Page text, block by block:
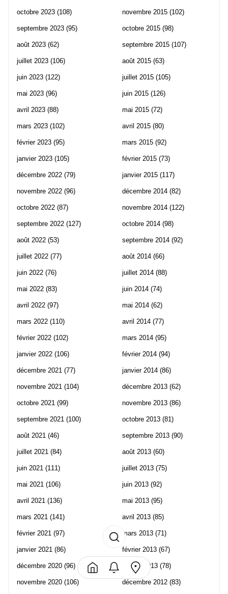
octobre 2023 (108)
septembre 2023 (95)
août 2023 (62)
juillet 2023 (106)
juin 2023 (122)
mai 2023 (96)
avril 2023 (88)
mars 2023 (102)
février 2023 (95)
janvier 2023 (105)
décembre 2022 (79)
novembre 2022 (96)
octobre 2022 (87)
septembre 2022 (127)
août 2022 (53)
juillet 2022 (77)
juin 2022 (76)
mai 2022 (83)
avril 2022 (97)
mars 2022 (110)
février 2022 (102)
janvier 2022 (106)
décembre 2021 (77)
novembre 2021 (104)
octobre 2021 (99)
septembre 2021 (100)
août 2021 (46)
juillet 2021 (84)
juin 2021 (111)
mai 2021 (106)
avril 2021 (136)
mars 2021 (141)
février 2021 (97)
janvier 2021 (86)
décembre 2020 (96)
novembre 2020 (106)
novembre 2015 (102)
octobre 2015 (98)
septembre 2015 (107)
août 2015 (63)
juillet 2015 (105)
juin 2015 (126)
mai 2015 (72)
avril 2015 (80)
mars 2015 (92)
février 2015 (73)
janvier 2015 (117)
décembre 2014 (82)
novembre 2014 (122)
octobre 2014 (98)
septembre 2014 (92)
août 2014 (66)
juillet 2014 (88)
juin 2014 (74)
mai 2014 (62)
avril 2014 (77)
mars 2014 (95)
février 2014 (94)
janvier 2014 (86)
décembre 2013 (62)
novembre 2013 (86)
octobre 2013 (81)
septembre 2013 (90)
août 2013 (60)
juillet 2013 (75)
juin 2013 (92)
mai 2013 (95)
avril 2013 (85)
mars 2013 (71)
février 2013 (67)
janvier 2013 (78)
décembre 2012 (83)